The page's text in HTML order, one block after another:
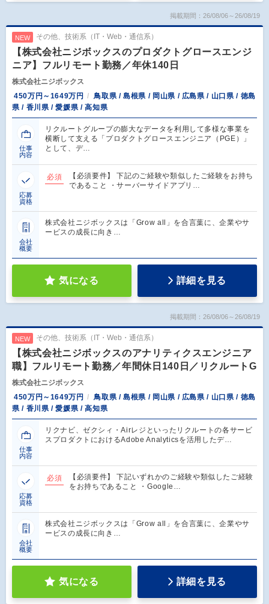
掲載期間：26/08/06～26/08/19
NEW その他、技術系（IT・Web・通信系）
【株式会社ニジボックスのプロダクトグロースエンジ
ニア】フルリモート勤務／年休140日
株式会社ニジボックス
450万円～1649万円
鳥取県 / 島根県 / 岡山県 / 広島県 / 山口県 / 徳島
県 / 香川県 / 愛媛県 / 高知県
仕事
内容
リクルートグループの膨大なデータを利用して多様な事業を
横断して支える「プロダクトグロースエンジニア（PGE）」
として、デ…
応募
資格
必須
【必須要件】 下記のご経験や類似したご経験をお持ち
であること ・サーバーサイドアプリ…
会社
概要
株式会社ニジボックスは「Grow all」を合言葉に、企業やサ
ービスの成長に向き…
気になる 詳細を見る
掲載期間：26/08/06～26/08/19
NEW その他、技術系（IT・Web・通信系）
【株式会社ニジボックスのアナリティクスエンジニア
職】フルリモート勤務／年間休日140日／リクルートG
株式会社ニジボックス
450万円～1649万円
鳥取県 / 島根県 / 岡山県 / 広島県 / 山口県 / 徳島
県 / 香川県 / 愛媛県 / 高知県
仕事
内容
リクナビ、ゼクシィ・Airレジといったリクルートの各サービ
スプロダクトにおけるAdobe Analyticsを活用したデ…
応募
資格
必須
【必須要件】 下記いずれかのご経験や類似したご経験
をお持ちであること ・Google…
会社
概要
株式会社ニジボックスは「Grow all」を合言葉に、企業やサ
ービスの成長に向き…
気になる 詳細を見る